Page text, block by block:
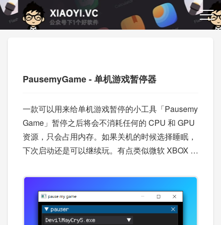
PausemyGame - 单机游戏暂停器
一款可以用来给单机游戏暂停的小工具「Pausemy
Game」暂停之后将会不消耗任何的 CPU 和 GPU
资源，只会占用内存。如果关机的时候选择睡眠，
下次启动还是可以继续玩。有点类似微软 XBOX 的